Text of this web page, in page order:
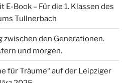
E-Book – Für die 1. Klassen des
Tullnerbach
zwischen den Generationen.
und morgen.
für Träume“ auf der Leipziger